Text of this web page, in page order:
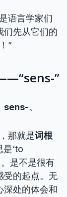
语言学家们
们先从它们的
”
”
sens-。
那就是词根
是‘to
是不是很有
受的起点。无
深处的体会和